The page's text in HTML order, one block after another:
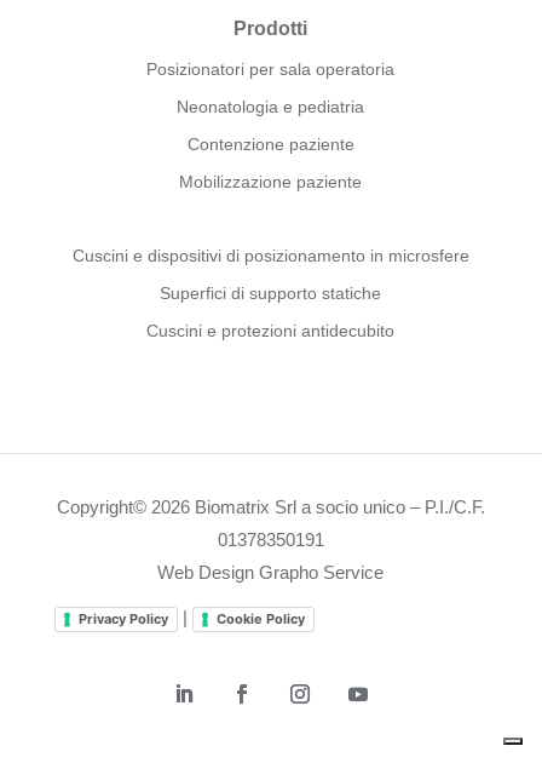
Prodotti
Posizionatori per sala operatoria
Neonatologia e pediatria
Contenzione paziente
Mobilizzazione paziente
Cuscini e dispositivi di posizionamento in microsfere
Superfici di supporto statiche
Cuscini e protezioni antidecubito
Copyright© 2026 Biomatrix Srl a socio unico – P.I./C.F.
01378350191
Web Design Grapho Service
Privacy Policy | Cookie Policy